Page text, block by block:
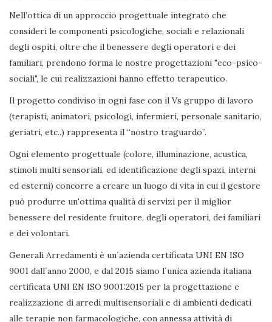
Nell’ottica di un approccio progettuale integrato che
consideri le componenti psicologiche, sociali e relazionali
degli ospiti, oltre che il benessere degli operatori e dei
familiari, prendono forma le nostre progettazioni "eco-psico-
sociali", le cui realizzazioni hanno effetto terapeutico.
Il progetto condiviso in ogni fase con il Vs gruppo di lavoro
(terapisti, animatori, psicologi, infermieri, personale sanitario,
geriatri, etc..) rappresenta il “nostro traguardo”.
Ogni elemento progettuale (colore, illuminazione, acustica,
stimoli multi sensoriali, ed identificazione degli spazi, interni
ed esterni) concorre a creare un luogo di vita in cui il gestore
può produrre un'ottima qualità di servizi per il miglior
benessere del residente fruitore, degli operatori, dei familiari
e dei volontari.
Generali Arredamenti è un´azienda certificata UNI EN ISO
9001 dall´anno 2000, e dal 2015 siamo l´unica azienda italiana
certificata UNI EN ISO 9001:2015 per la progettazione e
realizzazione di arredi multisensoriali e di ambienti dedicati
alle terapie non farmacologiche, con annessa attività di